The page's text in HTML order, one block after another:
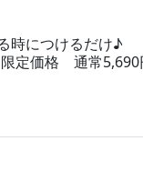
時につけるだけ♪
限定価格 通常